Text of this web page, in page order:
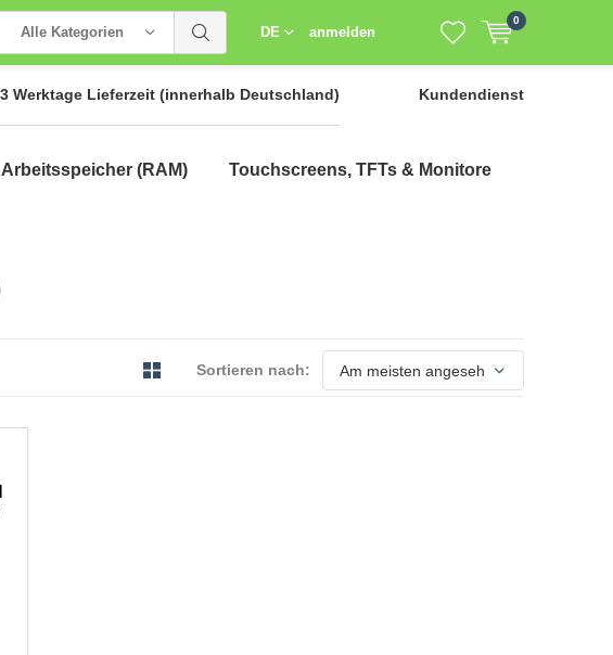
Alle Kategorien DE anmelden
0
Werktage Lieferzeit (innerhalb Deutschland) Kundendienst
Arbeitsspeicher (RAM) Touchscreens, TFTs & Monitore
Sortieren nach: